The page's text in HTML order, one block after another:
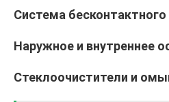
Система бесконтактного
Наружное и внутреннее
Стеклоочистители и